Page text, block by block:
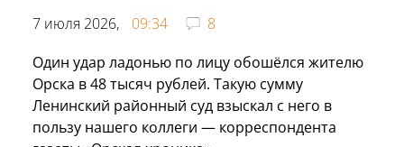
7 июля 2026, 09:34
8
Один удар ладонью по лицу обошёлся жителю
Орска в 48 тысяч рублей. Такую сумму
Ленинский районный суд взыскал с него в
пользу нашего коллеги — корреспондента